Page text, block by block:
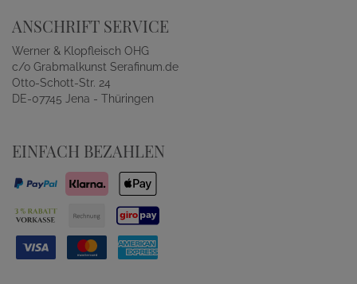
ANSCHRIFT SERVICE
Werner & Klopfleisch OHG
c/o Grabmalkunst Serafinum.de
Otto-Schott-Str. 24
DE-07745 Jena - Thüringen
EINFACH BEZAHLEN